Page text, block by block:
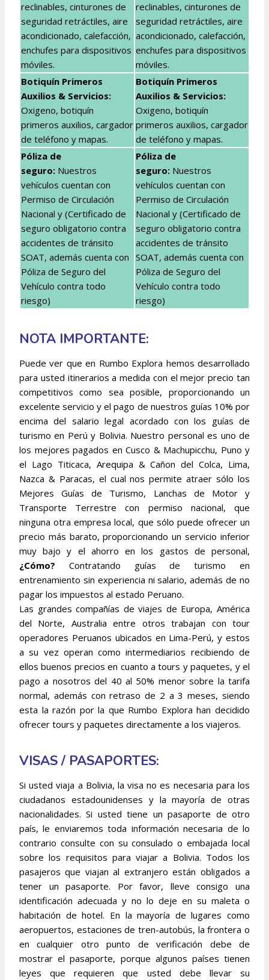
reclinables, cinturones de
seguridad retráctiles, aire
acondicionado, calefacción,
enchufes para dispositivos
móviles.
reclinables, cinturones de
seguridad retráctiles, aire
acondicionado, calefacción,
enchufes para dispositivos
móviles.
Botiquín Primeros
Auxilios & Servicios:
Oxigeno, botiquín
primeros auxilios, cargador
de teléfono y mapas.
Botiquín Primeros
Auxilios & Servicios:
Oxigeno, botiquín
primeros auxilios, cargador
de teléfono y mapas.
Póliza de
seguro: Nuestros
vehículos cuentan con
Permiso de Circulación
Nacional y (Certificado de
seguro obligatorio contra
accidentes de tránsito
SOAT, además cuenta con
Póliza de Seguro del
Vehículo contra todo
riesgo)
Póliza de
seguro: Nuestros
vehículos cuentan con
Permiso de Circulación
Nacional y (Certificado de
seguro obligatorio contra
accidentes de tránsito
SOAT, además cuenta con
Póliza de Seguro del
Vehículo contra todo
riesgo)
NOTA IMPORTANTE:
Puede ver que en Rumbo Explora hemos desarrollado
para usted itinerarios a medida con el mejor precio tan
competitivos como sea posible, proporcionando un
excelente servicio y el pago de nuestros guías 10% por
encima del salario legal acordado con los guías de
turismo en Perú y Bolivia. Nuestro personal es uno de
los mejores pagados en Cusco & Machupicchu, Puno y
el Lago Titicaca, Arequipa & Cañon del Colca, Lima,
Nazca & Paracas, el cual nos permite atraer sólo los
Mejores Guías de Turismo, Lanchas de Motor y
Transporte Terrestre con permiso nacional, que
ninguna otra empresa local, que sólo puede ofrecer un
precio más barato, proporcionando un servicio inferior
muy bajo y el ahorro en los gastos de personal,
¿Cómo? Contratando guías de turismo en
entrenamiento sin experiencia ni salario, además de no
pagar los impuestos al estado Peruano.
Las grandes compañías de viajes de Europa, América
del Norte, Australia entre otros trabajan con tour
operadores Peruanos ubicados en Lima-Perú, y estos
a su vez operan como intermediarios recibiendo de
ellos buenos precios en cuanto a tours y paquetes, y el
pago a nosotros del 40 al 50% menor sobre la tarifa
normal, además con retraso de 2 a 3 meses, siendo
esta la razón por la que Rumbo Explora han decidido
ofrecer tours y paquetes directamente a los viajeros.
VISAS / PASAPORTES:
Si usted viaja a Bolivia, la visa no es necesaria para los
ciudadanos estadounidenses y la mayoría de otras
nacionalidades. Si usted tiene un pasaporte de otro
país, le enviaremos toda información necesaria de lo
contrario consulte con su consulado o embajada local
sobre los requisitos para viajar a Bolivia. Todos los
pasajeros que viajan al extranjero están obligados a
tener un pasaporte. Por favor, lleve consigo una
identificación adecuada y no lo deje en su maleta o
habitación de hotel. En la mayoría de lugares como
aeropuertos, estaciones de tren-autobús, la frontera o
en cualquier otro punto de verificación debe de
mostrar el pasaporte, porque algunos países tienen
leyes que requieren que usted debe llevar su